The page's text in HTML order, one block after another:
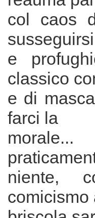
col caos
e
classico
e di
farci la
niente,
comicismo